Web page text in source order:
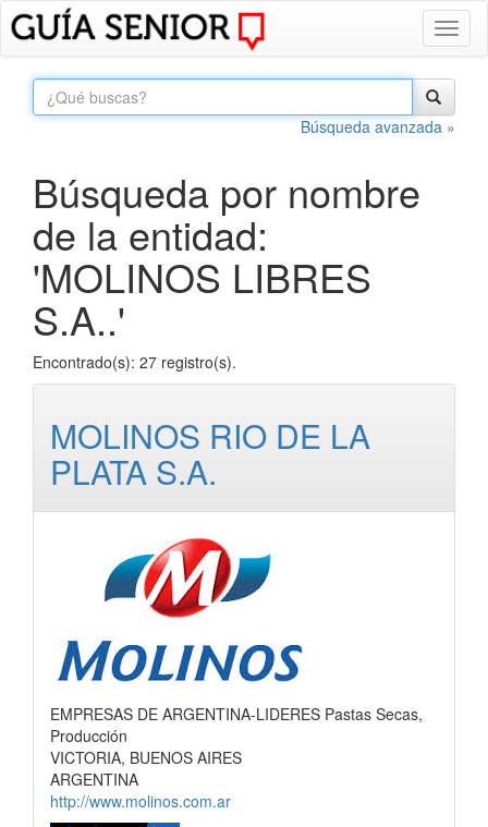
Búsqueda avanzada »
Búsqueda por nombre
de la entidad:
'MOLINOS LIBRES
S.A..'
Encontrado(s): 27 registro(s).
MOLINOS RIO DE LA
PLATA S.A.
EMPRESAS DE ARGENTINA-LIDERES Pastas Secas,
Producción
VICTORIA, BUENOS AIRES
ARGENTINA
http://www.molinos.com.ar